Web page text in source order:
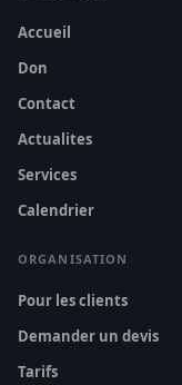
Accueil
Don
Contact
Actualites
Services
Calendrier
ORGANISATION
Pour les clients
Demander un devis
Tarifs